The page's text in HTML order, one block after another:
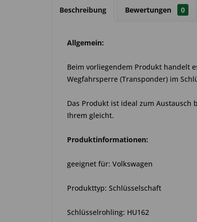
Beschreibung Bewertungen 0
Allgemein:
Beim vorliegendem Produkt handelt
Wegfahrsperre (Transponder) im
Das Produkt ist ideal zum Austausch
Ihrem gleicht.
Produktinformationen:
geeignet für: Volkswagen
Produkttyp: Schlüsselschaft
Schlüsselrohling: HU162